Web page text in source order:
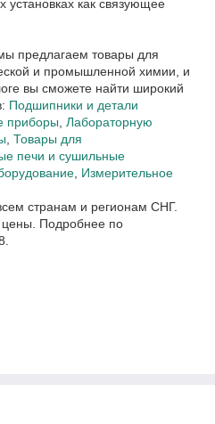
как связующее
предлагаем товары для
и промышленной химии, и
вы сможете найти широкий
Подшипники и детали
приборы, Лабораторную
, Товары для
печи и сушильные
, Измерительное
странам и регионам СНГ.
цены. Подробнее по